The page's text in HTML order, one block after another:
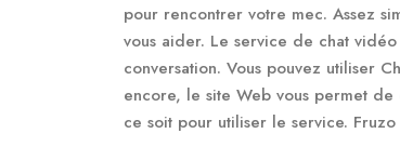
pour rencontrer votre mec. Assez
vous aider. Le service de chat
conversation. Vous pouvez utiliser
encore, le site Web vous permet
ce soit pour utiliser le service.